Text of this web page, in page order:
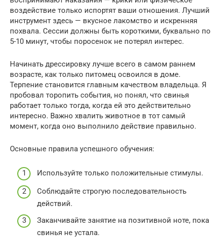
воздействие только испортят ваши отношения. Лучший
инструмент здесь — вкусное лакомство и искренняя
похвала. Сессии должны быть короткими, буквально по
5-10 минут, чтобы поросенок не потерял интерес.
Начинать дрессировку лучше всего в самом раннем
возрасте, как только питомец освоился в доме.
Терпение становится главным качеством владельца. Я
пробовал торопить события, но понял, что свинья
работает только тогда, когда ей это действительно
интересно. Важно хвалить животное в тот самый
момент, когда оно выполнило действие правильно.
Основные правила успешного обучения:
Используйте только положительные стимулы.
Соблюдайте строгую последовательность
действий.
Заканчивайте занятие на позитивной ноте, пока
свинья не устала.